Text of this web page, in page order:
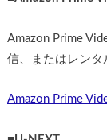
Amazon Prime
信、またはレンタ
Amazon Prime